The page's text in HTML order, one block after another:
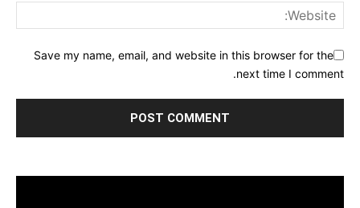
Save my name, email, and website in this browser for the
next time I comment.